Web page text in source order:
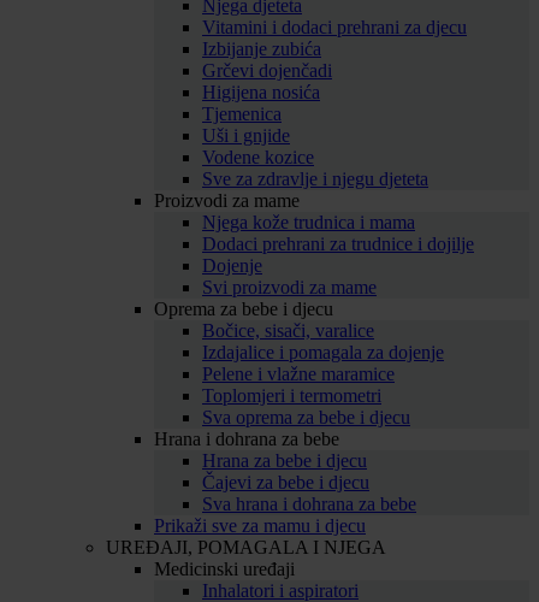
Njega djeteta
Vitamini i dodaci prehrani za djecu
Izbijanje zubića
Grčevi dojenčadi
Higijena nosića
Tjemenica
Uši i gnjide
Vodene kozice
Sve za zdravlje i njegu djeteta
Proizvodi za mame
Njega kože trudnica i mama
Dodaci prehrani za trudnice i dojilje
Dojenje
Svi proizvodi za mame
Oprema za bebe i djecu
Bočice, sisači, varalice
Izdajalice i pomagala za dojenje
Pelene i vlažne maramice
Toplomjeri i termometri
Sva oprema za bebe i djecu
Hrana i dohrana za bebe
Hrana za bebe i djecu
Čajevi za bebe i djecu
Sva hrana i dohrana za bebe
Prikaži sve za mamu i djecu
UREĐAJI, POMAGALA I NJEGA
Medicinski uređaji
Inhalatori i aspiratori